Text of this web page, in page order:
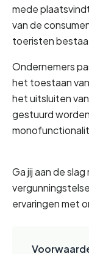
mede
van de
toeristen
Ondernemers
het toestaan
het uitsluiten
gestuurd
Ga jij aan de
ervaringen met